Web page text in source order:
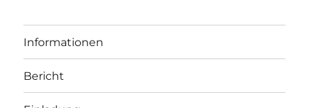
Informationen
Bericht